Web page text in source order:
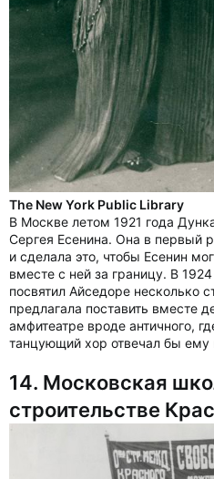
The New York Public Library
В Москве летом 1921 года
Сергея Есенина. Она в первый
и сделала это, чтобы Есенин
вместе с ней за границу. В
посвятил Айседоре несколько
предлагала поставить вместе
амфитеатре вроде античного,
танцующий хор отвечал бы ему
14. Московская
строительстве